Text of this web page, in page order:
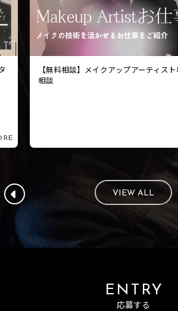
【無料相談】美容部員専門のキャリア
VIEW ALL
ENTRY
応募する